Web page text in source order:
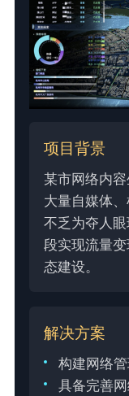
项目背景
某市网络内
大量自媒体
不乏为夺人
段实现流量
态建设。
解决方案
构建网络
具备完善